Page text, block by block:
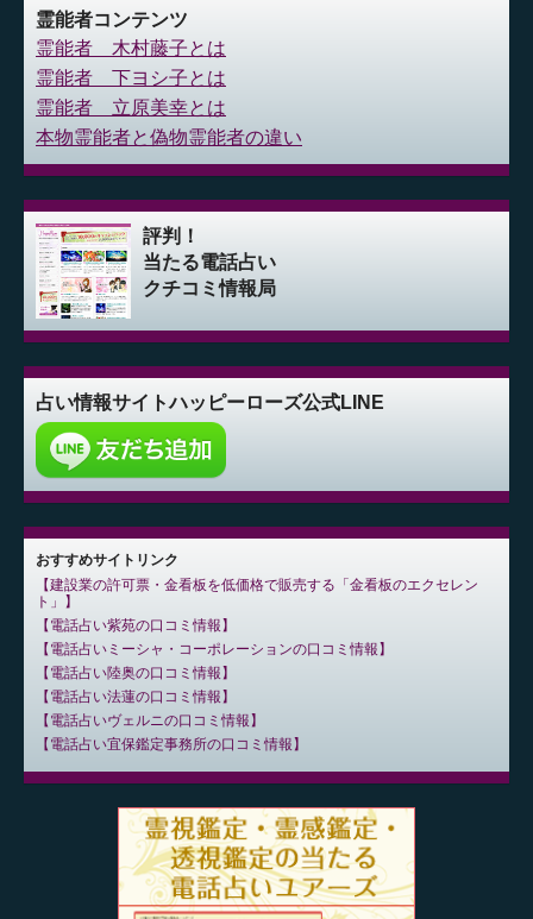
霊能者コンテンツ
霊能者 木村藤子とは
霊能者 下ヨシ子とは
霊能者 立原美幸とは
本物霊能者と偽物霊能者の違い
評判！
当たる電話占い
クチコミ情報局
占い情報サイトハッピーローズ公式LINE
おすすめサイトリンク
建設業の許可票・金看板を低価格で販売する「金看板のエクセレン
ト」
電話占い紫苑の口コミ情報
電話占いミーシャ・コーポレーションの口コミ情報
電話占い陸奥の口コミ情報
電話占い法蓮の口コミ情報
電話占いヴェルニの口コミ情報
電話占い宜保鑑定事務所の口コミ情報